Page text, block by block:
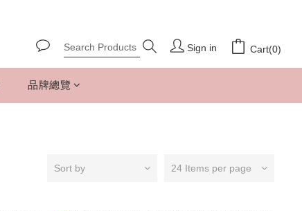
Sign in Cart(0)
品牌總覽
Sort by 24 Items per page